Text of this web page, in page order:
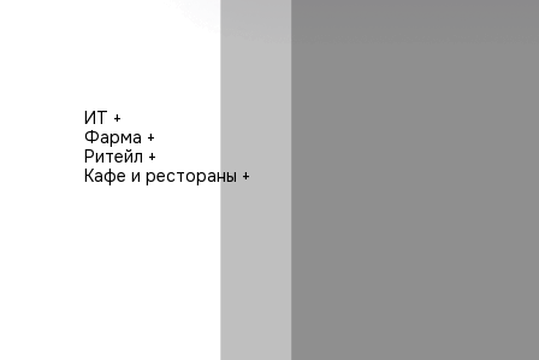
ИТ +
Фарма +
Ритейл +
Кафе и рестораны +